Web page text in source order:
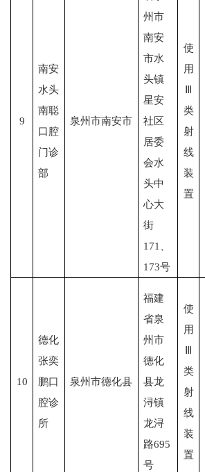
9
南安
水头
南聪
口腔
门诊
部
泉州市南安市
州市
南安
市水
头镇
星安
社区
居委
会水
头中
心大
街
171、
173号
使
用
Ⅲ
类
射
线
装
置
10
德化
张奕
鹏口
腔诊
所
泉州市德化县
福建
省泉
州市
德化
县龙
浔镇
龙浔
路695
号
使
用
Ⅲ
类
射
线
装
置